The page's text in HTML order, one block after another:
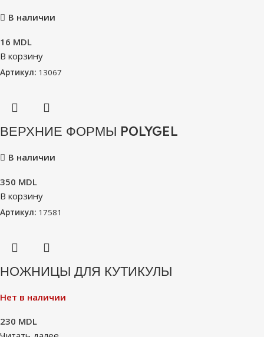
В наличии
16 MDL
В корзину
Артикул: 13067
ВЕРХНИЕ ФОРМЫ POLYGEL
В наличии
350 MDL
В корзину
Артикул: 17581
НОЖНИЦЫ ДЛЯ КУТИКУЛЫ
Нет в наличии
230 MDL